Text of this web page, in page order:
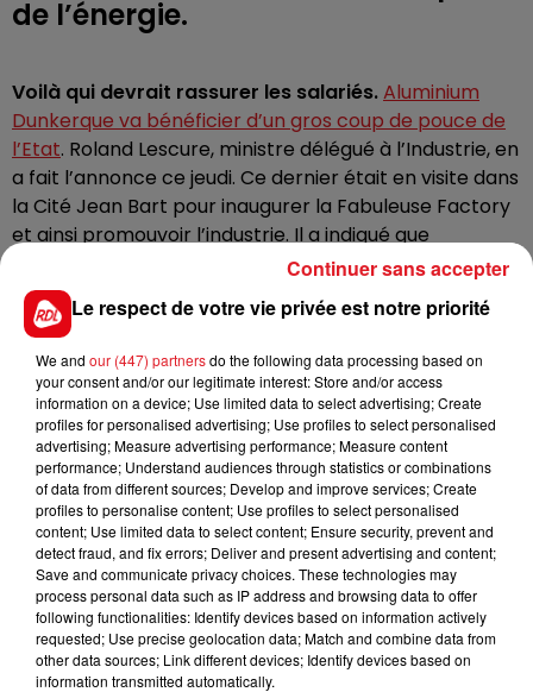
de l’énergie.
Voilà qui devrait rassurer les salariés.Aluminium
Dunkerque va bénéficier d’un gros coup de pouce de
l’Etat. Roland Lescure, ministre délégué à l’Industrie, en
a fait l’annonce ce jeudi. Ce dernier était en visite dans
la Cité Jean Bart pour inaugurer la Fabuleuse Factory
et ainsi promouvoir l’industrie. Il a indiqué que
l’entreprise allait profiter de 40 à 50 millions d’euros si
les prix de l’énergie se maintiennent. Objectif : aider la
fonderie à passer l’hiver dans ce contexte d’inflation.
Aluminium avait annoncé début septembre devoir
réduire sa production de plus de 20% jusqu’à la fin de
l’année. L'entreprise est particulièrement énergivore
en électricité.
FIL D'ACTUS
Le respect de votre vie privée est notre priorité
We and our (447) partnersdo the following data processing based on
your consent and/or our legitimate interest: Store and/or access
information on a device; Use limited data to select advertising; Create
profiles for personalised advertising; Use profiles to select personalised
advertising; Measure advertising performance; Measure content
performance; Understand audiences through statistics or combinations
of data from different sources; Develop and improve services; Create
profiles to personalise content; Use profiles to select personalised
content; Use limited data to select content; Ensure security, prevent and
detect fraud, and fix errors; Deliver and present advertising and content;
Save and communicate privacy choices. These technologies may
process personal data such as IP address and browsing data to offer
following functionalities: Identify devices based on information actively
requested; Use precise geolocation data; Match and combine data from
other data sources; Link different devices; Identify devices based on
information transmitted automatically.
Continuer sans accepter